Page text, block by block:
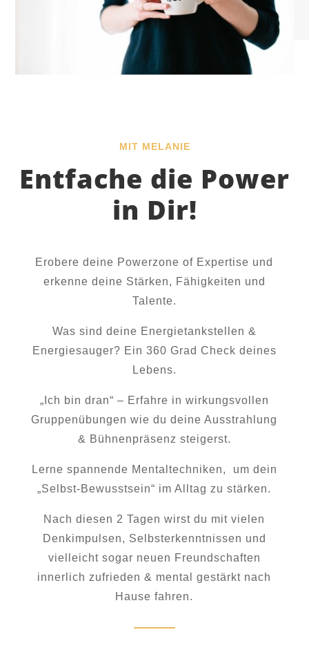
MIT MELANIE
Entfache die Power
in Dir!
Erobere deine Powerzone of Expertise und
erkenne deine Stärken, Fähigkeiten und
Talente.
Was sind deine Energietankstellen &
Energiesauger? Ein 360 Grad Check deines
Lebens.
„Ich bin dran“ – Erfahre in wirkungsvollen
Gruppenübungen wie du deine Ausstrahlung
& Bühnenpräsenz steigerst.
Lerne spannende Mentaltechniken, um dein
„Selbst-Bewusstsein“ im Alltag zu stärken.
Nach diesen 2 Tagen wirst du mit vielen
Denkimpulsen, Selbsterkenntnissen und
vielleicht sogar neuen Freundschaften
innerlich zufrieden & mental gestärkt nach
Hause fahren.